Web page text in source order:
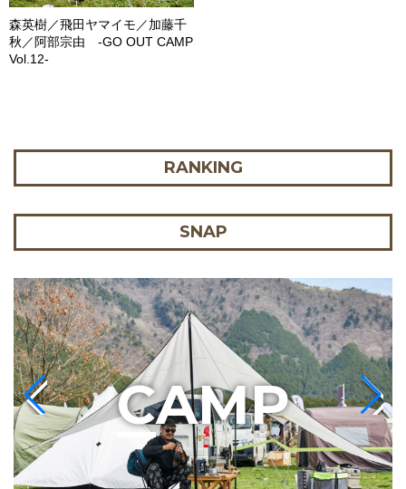
森英樹／飛田ヤマイモ／加藤千
秋／阿部宗由 -GO OUT CAMP
Vol.12-
RANKING
SNAP
CAMP